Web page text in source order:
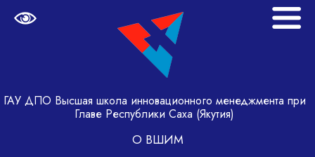
ГАУ ДПО Высшая школа инновационного менеджмента при
Главе Республики Саха (Якутия)
О ВШИМ